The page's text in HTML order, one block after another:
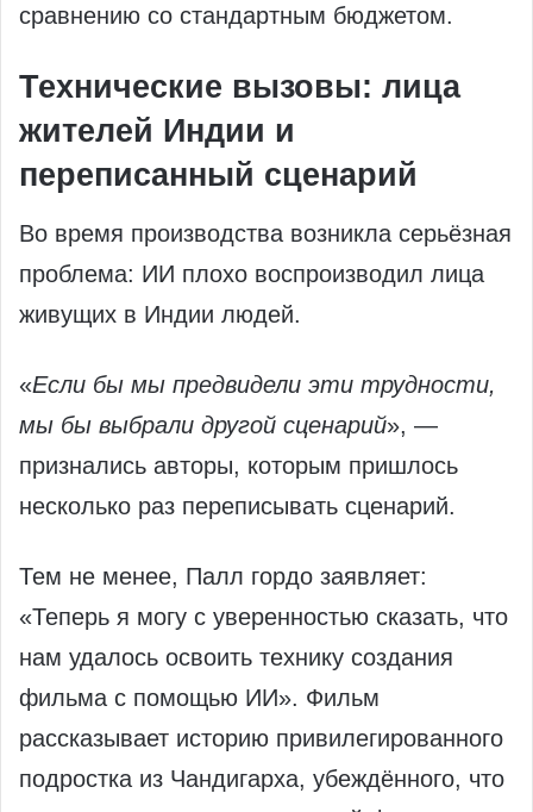
сравнению со стандартным бюджетом.
Технические вызовы: лица
жителей Индии и
переписанный сценарий
Во время производства возникла серьёзная
проблема: ИИ плохо воспроизводил лица
живущих в Индии людей.
«Если бы мы предвидели эти трудности,
мы бы выбрали другой сценарий», —
признались авторы, которым пришлось
несколько раз переписывать сценарий.
Тем не менее, Палл гордо заявляет:
«Теперь я могу с уверенностью сказать, что
нам удалось освоить технику создания
фильма с помощью ИИ». Фильм
рассказывает историю привилегированного
подростка из Чандигарха, убеждённого, что